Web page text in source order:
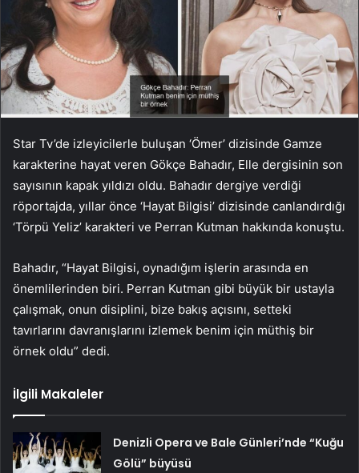
Star Tv’de izleyicilerle buluşan ‘Ömer’ dizisinde Gamze
karakterine hayat veren Gökçe Bahadır, Elle dergisinin son
sayısının kapak yıldızı oldu. Bahadır dergiye verdiği
röportajda, yıllar önce ‘Hayat Bilgisi’ dizisinde canlandırdığı
‘Törpü Yeliz’ karakteri ve Perran Kutman hakkında konuştu.
Bahadır, “Hayat Bilgisi, oynadığım işlerin arasında en
önemlilerinden biri. Perran Kutman gibi büyük bir ustayla
çalışmak, onun disiplini, bize bakış açısını, setteki
tavırlarını davranışlarını izlemek benim için müthiş bir
örnek oldu” dedi.
İlgili Makaleler
Denizli Opera ve Bale Günleri’nde “Kuğu
Gölü” büyüsü